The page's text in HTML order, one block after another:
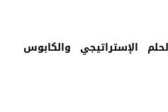
الإستراتيجي والكابوس